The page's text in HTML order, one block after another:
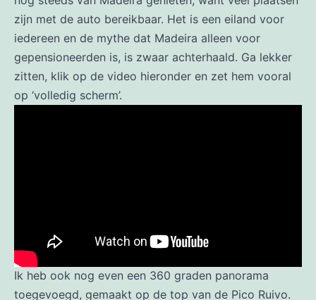
zijn met de auto bereikbaar. Het is een eiland voor
iedereen en de mythe dat Madeira alleen voor
gepensioneerden is, is zwaar achterhaald. Ga lekker
zitten, klik op de video hieronder en zet hem vooral
op ‘volledig scherm’.
Ik heb ook nog even een 360 graden panorama
toegevoegd, gemaakt op de top van de Pico Ruivo.